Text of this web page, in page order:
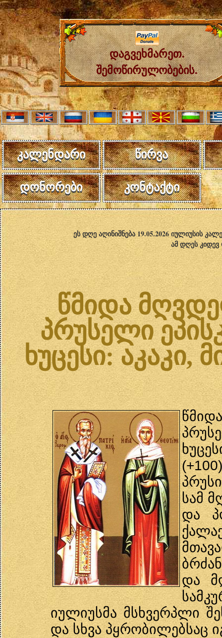
დაგვეხმარეთ.
შემოწირულობების.
კალენდარი წირვა
დონორები კონტაქტი
ეს დღე აღინიშნება 19.05.2026 იულიუსის
ამ დღეს
წმიდა
პრუსელი
ხუცესი: აკაკი,
სამ
და
და
იულიუსმა მსხვერპლი
და სხვა პყრობილებსაც